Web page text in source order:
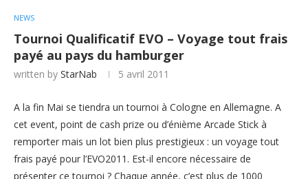
NEWS
Tournoi Qualificatif EVO – Voyage tout frais
payé au pays du hamburger
written by StarNab 5 avril 2011
A la fin Mai se tiendra un tournoi à Cologne en Allemagne. A
cet event, point de cash prize ou d’énième Arcade Stick à
remporter mais un lot bien plus prestigieux : un voyage tout
frais payé pour l’EVO2011. Est-il encore nécessaire de
présenter ce tournoi ? Chaque année, c’est plus de 1000